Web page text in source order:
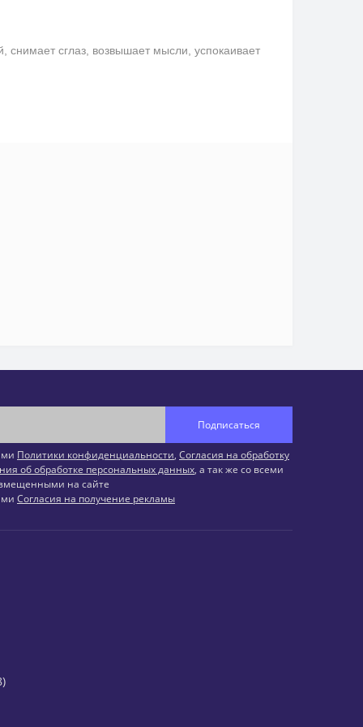
сглаз, возвышает мысли, успокаивает
Подписаться
Политики конфиденциальности, Согласия на обработку
об обработке персональных данных, а так же со всеми
на сайте
Согласия на получение рекламы